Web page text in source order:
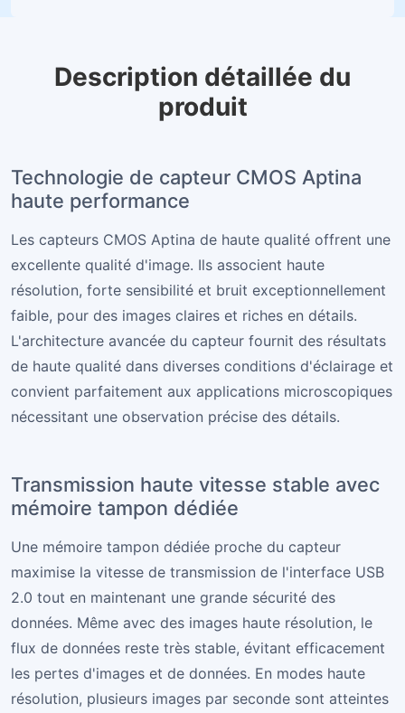
Description détaillée du
produit
Technologie de capteur CMOS Aptina
haute performance
Les capteurs CMOS Aptina de haute qualité offrent une
excellente qualité d'image. Ils associent haute
résolution, forte sensibilité et bruit exceptionnellement
faible, pour des images claires et riches en détails.
L'architecture avancée du capteur fournit des résultats
de haute qualité dans diverses conditions d'éclairage et
convient parfaitement aux applications microscopiques
nécessitant une observation précise des détails.
Transmission haute vitesse stable avec
mémoire tampon dédiée
Une mémoire tampon dédiée proche du capteur
maximise la vitesse de transmission de l'interface USB
2.0 tout en maintenant une grande sécurité des
données. Même avec des images haute résolution, le
flux de données reste très stable, évitant efficacement
les pertes d'images et de données. En modes haute
résolution, plusieurs images par seconde sont atteintes